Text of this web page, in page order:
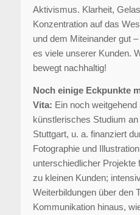
Aktivismus. Klarheit,
Konzentration auf das
und dem Miteinander gut
es viele unserer Kunden.
bewegt nachhaltig!
Noch einige Eckpunkte
Vita: Ein noch weitgehend
künstlerisches Studium
Stuttgart, u. a. finanziert
Fotographie und
unterschiedlicher Projekte
zu kleinen Kunden;
Weiterbildungen über den
Kommunikation hinaus,